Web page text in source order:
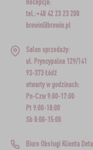
tel.:+48 42 23 23 200
browin@browin.pl
Salon sprzedaży:
ul. Pryncypalna 129/141
93-373 Łódź
otwarty w godzinach:
Pn-Czw 9:00-17:00
Pt 9:00-18:00
Sb 8:00-15:00
Biuro Obsługi Klienta